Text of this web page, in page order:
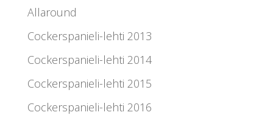
Allaround
Cockerspanieli-lehti 2013
Cockerspanieli-lehti 2014
Cockerspanieli-lehti 2015
Cockerspanieli-lehti 2016